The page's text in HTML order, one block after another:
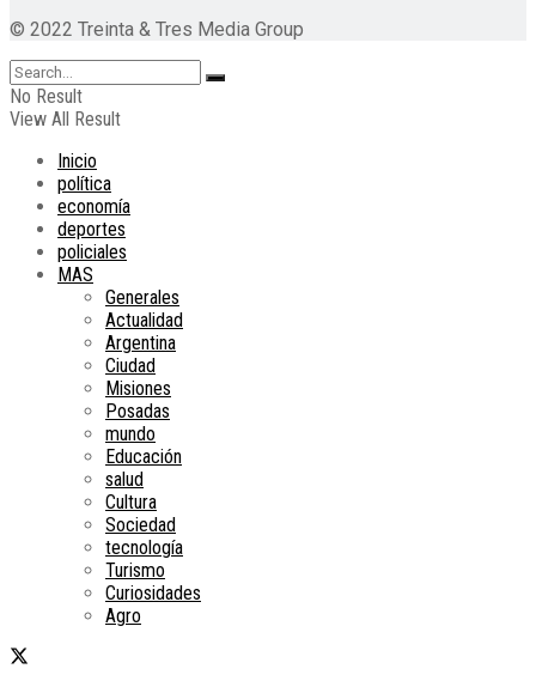
© 2022 Treinta & Tres Media Group
No Result
View All Result
Inicio
política
economía
deportes
policiales
MAS
Generales
Actualidad
Argentina
Ciudad
Misiones
Posadas
mundo
Educación
salud
Cultura
Sociedad
tecnología
Turismo
Curiosidades
Agro